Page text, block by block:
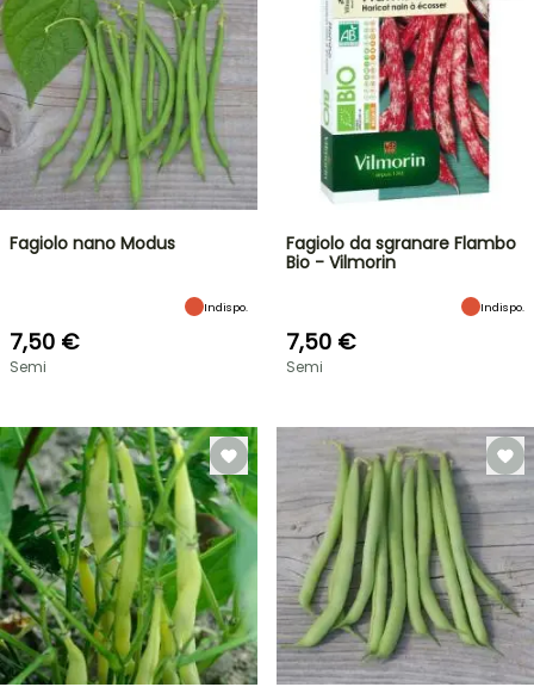
Fagiolo nano Modus
Indispo.
7,50 €
Semi
Fagiolo da sgranare Flambo
Bio - Vilmorin
Indispo.
7,50 €
Semi